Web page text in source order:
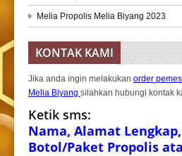
Melia Propolis Melia Biyang 2023
KONTAK KAMI
Jika anda ingin melakukan order
Melia Biyang silahkan hubungi kontak
Ketik sms:
Nama, Alamat
Botol/Paket Propolis